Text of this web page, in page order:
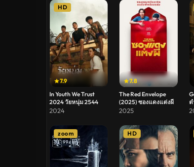
7.9
HD
In Youth We Trust
2024 วัยหนุ่ม 2544
2024
7.8
The Red Envelope
(2025) ซองแดงแต่งผี
2025
zoom HD